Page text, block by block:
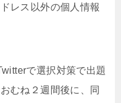
レス以外の個人情報
で選択対策で出題
むね２週間後に、同